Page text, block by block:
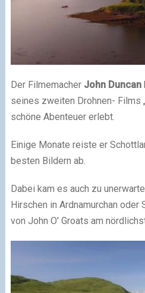
Der Filmemacher John Duncan
seines zweiten Drohnen- Films
schöne Abenteuer erlebt.
Einige Monate reiste er
besten Bildern ab.
Dabei kam es auch zu
Hirschen in Ardnamurchan oder
von John O' Groats am